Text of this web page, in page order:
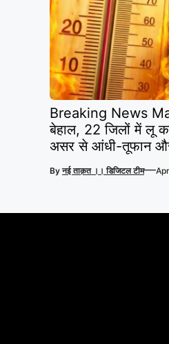
Breaking News
बेहाल, 22 जिलों में लू
असर से आंधी-तूफान
Byनई ताक़त ।। डिजिटल टीम—